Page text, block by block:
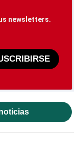
newsletters.